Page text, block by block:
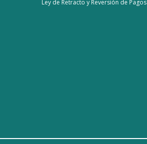
Ley de Retracto y Reversión de Pagos